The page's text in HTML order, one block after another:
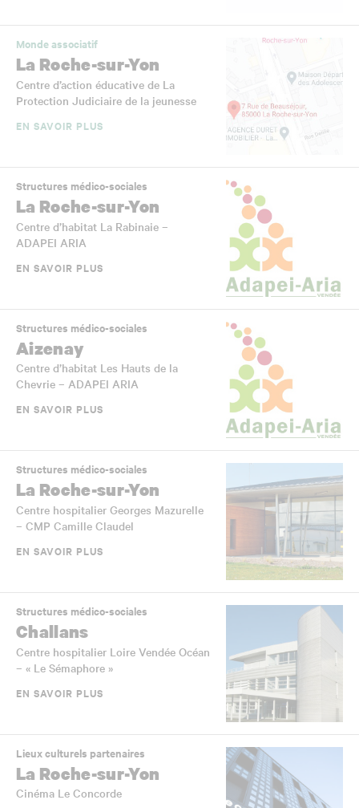
Monde associatif
La Roche-sur-Yon
Centre d’action éducative de La
Protection Judiciaire de la jeunesse
EN SAVOIR PLUS
Structures médico-sociales
La Roche-sur-Yon
Centre d’habitat La Rabinaie –
ADAPEI ARIA
EN SAVOIR PLUS
Structures médico-sociales
Aizenay
Centre d’habitat Les Hauts de la
Chevrie – ADAPEI ARIA
EN SAVOIR PLUS
Structures médico-sociales
La Roche-sur-Yon
Centre hospitalier Georges Mazurelle
– CMP Camille Claudel
EN SAVOIR PLUS
Structures médico-sociales
Challans
Centre hospitalier Loire Vendée Océan
– « Le Sémaphore »
EN SAVOIR PLUS
Lieux culturels partenaires
La Roche-sur-Yon
Cinéma Le Concorde